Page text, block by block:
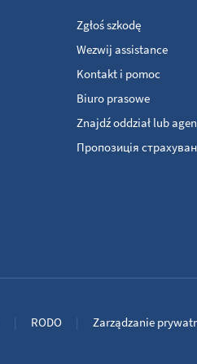
Zgłoś szkodę
Wezwij assistance
Kontakt i pomoc
Biuro prasowe
Znajdź oddział lub
Пропозиція
RODO Zarządzanie